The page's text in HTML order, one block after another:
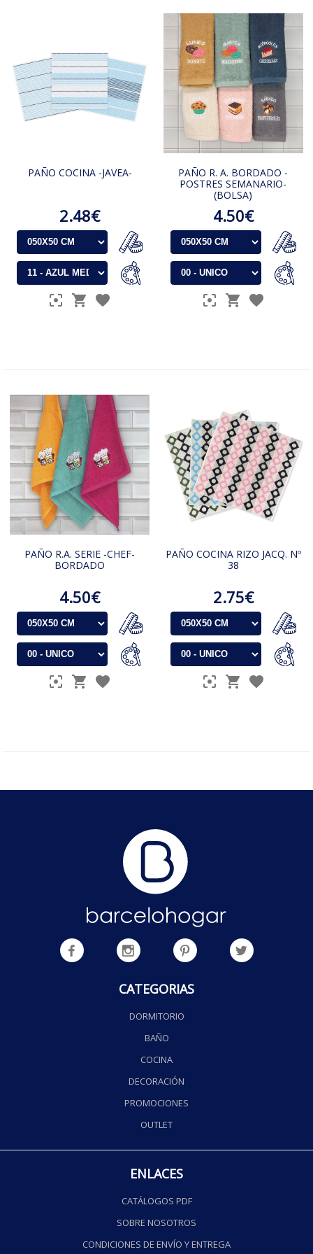
PAÑO COCINA -JAVEA-
2.48€
PAÑO R. A. BORDADO -
POSTRES SEMANARIO-
(BOLSA)
4.50€
PAÑO R.A. SERIE -CHEF-
BORDADO
4.50€
PAÑO COCINA RIZO JACQ. Nº
38
2.75€
CATEGORIAS
DORMITORIO
BAÑO
COCINA
DECORACIÓN
PROMOCIONES
OUTLET
ENLACES
CATÁLOGOS PDF
SOBRE NOSOTROS
CONDICIONES DE ENVÍO Y ENTREGA